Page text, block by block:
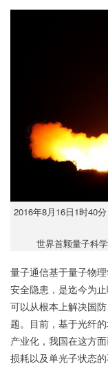
2016年8月16日1时40
世界首颗量子科
量子通信基于量子物
安全隐患，是迄今为
可以从根本上解决国
题。目前，基于光纤
产业化，我国在这方
损耗以及单光子状态